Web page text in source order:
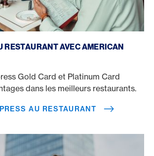
RESTAURANT AVEC AMERICAN
Gold Card et Platinum Card
dans les meilleurs restaurants.
AU RESTAURANT